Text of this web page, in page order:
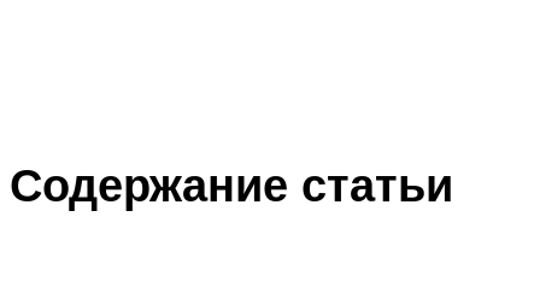
Содержание статьи